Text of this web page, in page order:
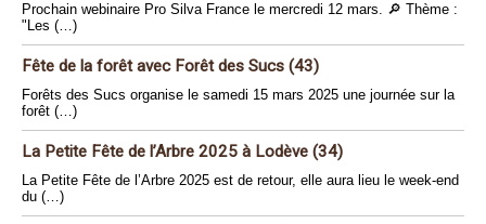
Prochain webinaire Pro Silva France le mercredi 12 mars. 🔎 Thème :
"Les (…)
Fête de la forêt avec Forêt des Sucs (43)
Forêts des Sucs organise le samedi 15 mars 2025 une journée sur la
forêt (…)
La Petite Fête de l’Arbre 2025 à Lodève (34)
La Petite Fête de l’Arbre 2025 est de retour, elle aura lieu le week-end
du (…)